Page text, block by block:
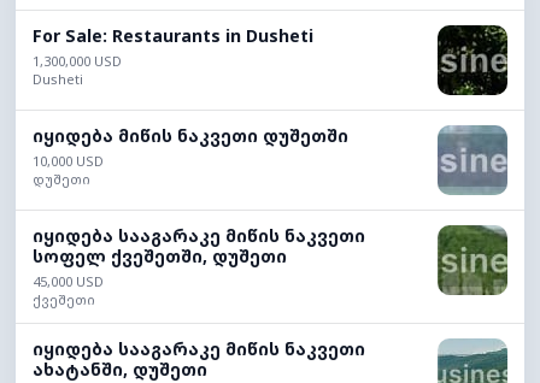
For Sale: Restaurants in Dusheti
1,300,000 USD
Dusheti
იყიდება მიწის ნაკვეთი დუშეთში
10,000 USD
დუშეთი
იყიდება სააგარაკე მიწის ნაკვეთი
სოფელ ქვეშეთში, დუშეთი
45,000 USD
ქვეშეთი
იყიდება სააგარაკე მიწის ნაკვეთი
ახატანში, დუშეთი